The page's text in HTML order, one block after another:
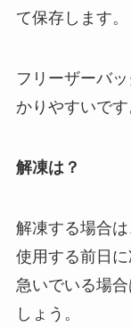
て保存します。
フリーザーバ
かりやすいです
解凍は？
解凍する場合は
使用する前日に
急いでいる場
しょう。